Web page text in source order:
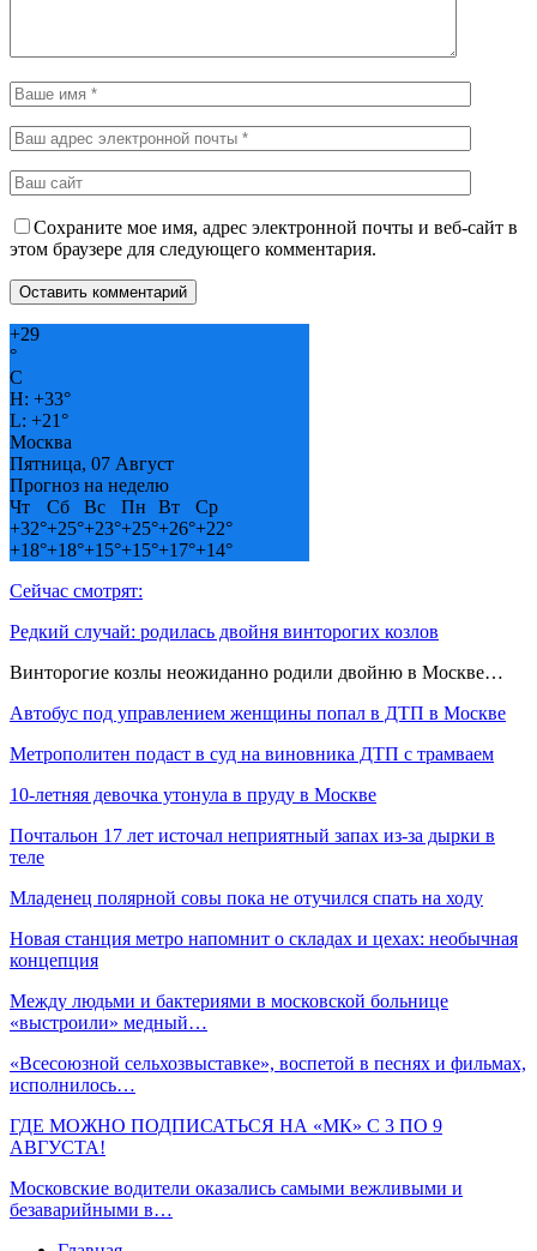
Сохраните мое имя, адрес электронной почты и веб-сайт в
этом браузере для следующего комментария.
+29
°
C
H: +33°
L: +21°
Москва
Пятница, 07 Август
Прогноз на неделю
Чт
Сб Вс Пн Вт
Ср
+32°+25°+23°+25°+26°+22°
+18°+18°+15°+15°+17°+14°
Сейчас смотрят:
Редкий случай: родилась двойня винторогих козлов
Винторогие козлы неожиданно родили двойню в Москве…
Автобус под управлением женщины попал в ДТП в Москве
Метрополитен подаст в суд на виновника ДТП с трамваем
10-летняя девочка утонула в пруду в Москве
Почтальон 17 лет источал неприятный запах из-за дырки в
теле
Младенец полярной совы пока не отучился спать на ходу
Новая станция метро напомнит о складах и цехах: необычная
концепция
Между людьми и бактериями в московской больнице
«выстроили» медный…
«Всесоюзной сельхозвыставке», воспетой в песнях и фильмах,
исполнилось…
ГДЕ МОЖНО ПОДПИСАТЬСЯ НА «МК» С 3 ПО 9
АВГУСТА!
Московские водители оказались самыми вежливыми и
безаварийными в…